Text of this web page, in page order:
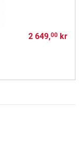
2 649,00kr